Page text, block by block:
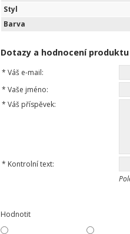
Styl
Barva
Dotazy a hodnocení produktu
* Váš e-mail:
* Vaše jméno:
* Váš příspěvek:
* Kontrolní text:
Hodnotit